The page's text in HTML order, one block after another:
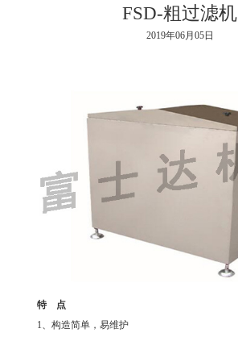
FSD-粗过滤机
2019年06月05日
特 点
1、构造简单，易维护